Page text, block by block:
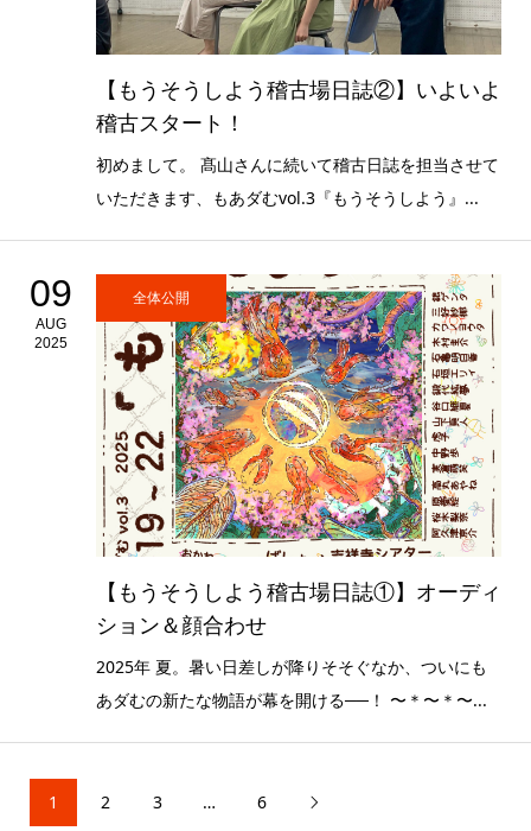
【もうそうしよう稽古場日誌②】いよいよ
稽古スタート！
初めまして。 髙山さんに続いて稽古日誌を担当させて
いただきます、もあダむvol.3『もうそうしよう』...
09
AUG
2025
全体公開
【もうそうしよう稽古場日誌①】オーディ
ション＆顔合わせ
2025年 夏。暑い日差しが降りそそぐなか、ついにも
あダむの新たな物語が幕を開ける──！ 〜＊〜＊〜...
1 2 3 … 6 